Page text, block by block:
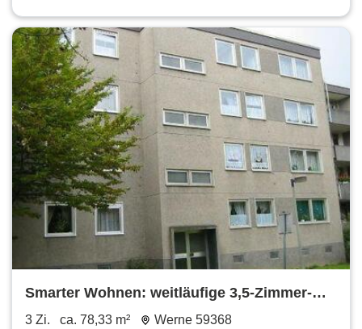
Smarter Wohnen: weitläufige 3,5-Zimmer-
Wohnung
3 Zi. ca. 78,33 m² Werne 59368